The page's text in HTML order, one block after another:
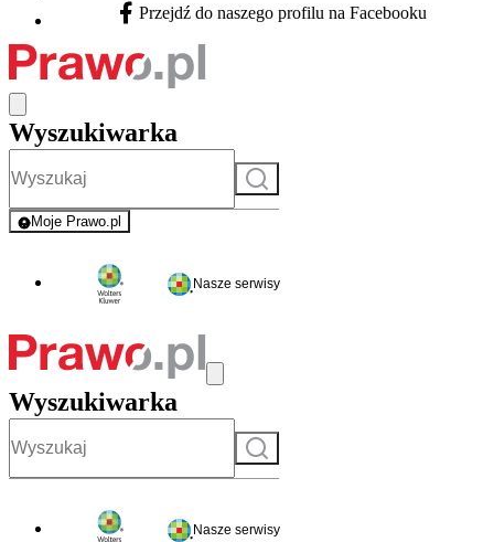
Facebook - otwiera się w nowej karcie
Przejdź do naszego profilu na Facebooku
Wyszukiwarka
Szukaj
Moje Prawo.pl
- rejestracja i logowanie do serwisu
Nasze serwisy
Wyszukiwarka
Szukaj
Nasze serwisy